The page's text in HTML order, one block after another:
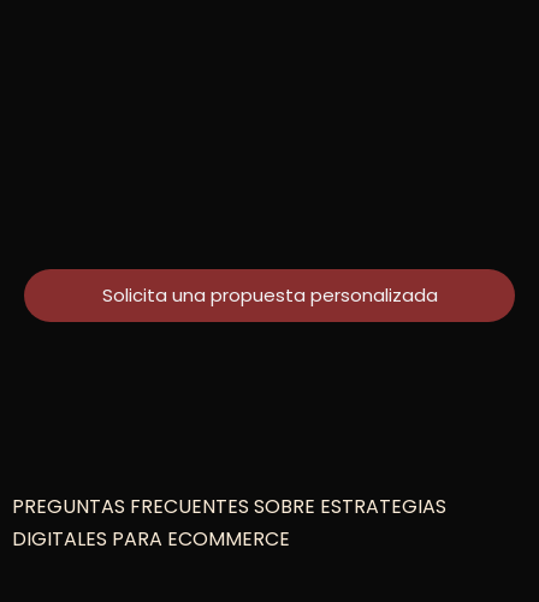
Solicita una propuesta personalizada
PREGUNTAS FRECUENTES SOBRE ESTRATEGIAS
DIGITALES PARA ECOMMERCE